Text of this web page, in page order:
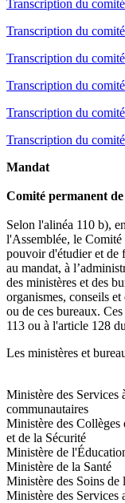
Transcription du
Transcription du
Transcription du
Transcription du
Transcription du
Transcription du
Mandat
Comité permanent
Selon l'alinéa 110 b),
l'Assemblée, le
pouvoir d'étudier et de
au mandat, à
des ministères et des
organismes, conseils
ou de ces bureaux.
113 ou à l'article 128
Les ministères et
Ministère des Services
communautaires
Ministère des Collèges
et de la Sécurité
Ministère de
Ministère de la Santé
Ministère des Soins de
Ministère des Services